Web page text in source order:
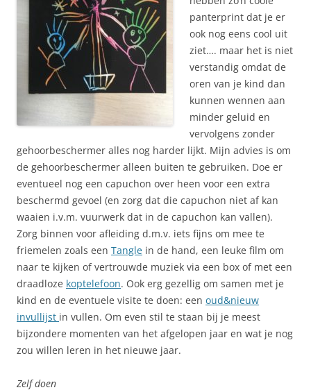
panterprint dat je er
ook nog eens cool uit
ziet…. maar het is niet
verstandig omdat de
oren van je kind dan
kunnen wennen aan
minder geluid en
vervolgens zonder
gehoorbeschermer alles nog harder lijkt. Mijn advies is om
de gehoorbeschermer alleen buiten te gebruiken. Doe er
eventueel nog een capuchon over heen voor een extra
beschermd gevoel (en zorg dat die capuchon niet af kan
waaien i.v.m. vuurwerk dat in de capuchon kan vallen).
Zorg binnen voor afleiding d.m.v. iets fijns om mee te
friemelen zoals een Tangle in de hand, een leuke film om
naar te kijken of vertrouwde muziek via een box of met een
draadloze koptelefoon. Ook erg gezellig om samen met je
kind en de eventuele visite te doen: een oud&nieuw
invullijst in vullen. Om even stil te staan bij je meest
bijzondere momenten van het afgelopen jaar en wat je nog
zou willen leren in het nieuwe jaar.
Zelf doen